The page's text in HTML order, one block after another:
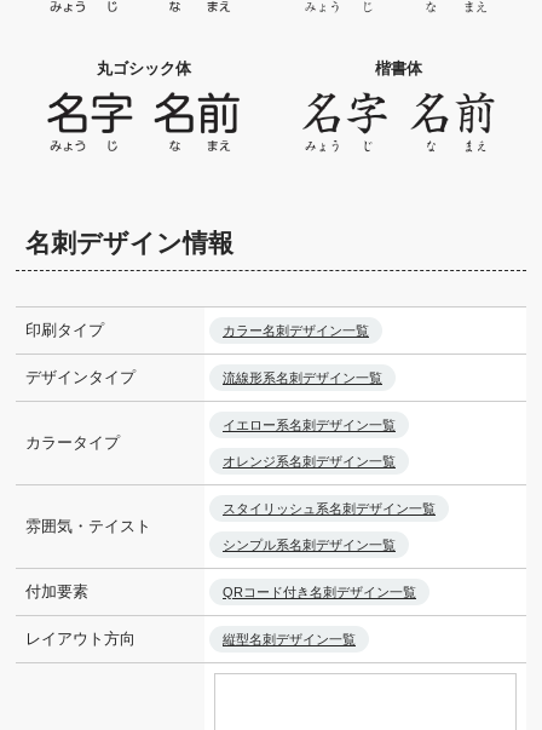
丸ゴシック体 楷書体
名刺デザイン情報
印刷タイプ カラー名刺デザイン一覧
デザインタイプ 流線形系名刺デザイン一覧
カラータイプ
イエロー系名刺デザイン一覧
オレンジ系名刺デザイン一覧
雰囲気・テイスト
スタイリッシュ系名刺デザイン一覧
シンプル系名刺デザイン一覧
付加要素 QRコード付き名刺デザイン一覧
レイアウト方向 縦型名刺デザイン一覧